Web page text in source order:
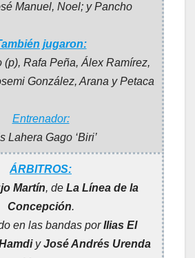
Manuel, Noel; y Pancho
jugaron:
(p), Rafa Peña, Álex Ramírez,
González, Arana y Petaca
Entrenador:
Lahera Gago ‘Biri’
ÁRBITROS:
Martín, de La Línea de la
Concepción.
en las bandas porIlias El
yJosé Andrés Urenda